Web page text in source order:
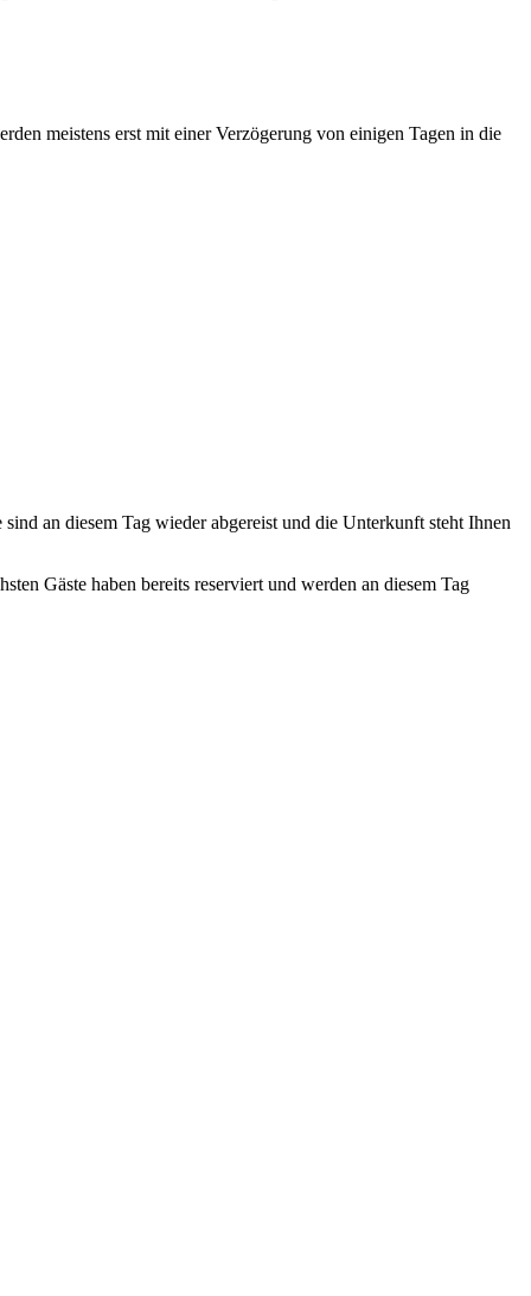
meistens erst mit einer Verzögerung von einigen Tagen in die
an diesem Tag wieder abgereist und die Unterkunft steht Ihnen
Gäste haben bereits reserviert und werden an diesem Tag